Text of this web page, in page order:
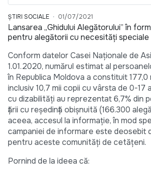
ȘTIRI SOCIALE 01/07/2021
Lansarea „Ghidului Alegătorului” în
pentru alegătorii cu necesități speciale
Conform datelor Casei Naționale de
1.01.2020, numărul estimat al
în Republica Moldova a constituit 177,0
inclusiv 10,7 mii copii cu vârsta de 0-17
cu dizabilități au reprezentat 6,7% din
țării cu reședință obișnuită (166.300
aceea, accesul la informație, în mod
campaniei de informare este deosebit
pentru aceste comunități de cetățeni.
Pornind de la ideea că: